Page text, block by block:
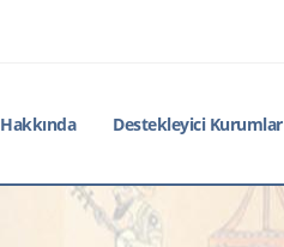
Destekleyici Kurumlar